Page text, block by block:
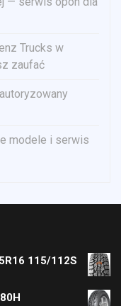
Trucks w
zaufać
modele i serwis
115/112S